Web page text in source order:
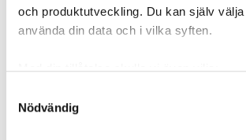
och produktutveckling. Du kan själv
använda din data och i vilka syften.
Med din tillåtelse skulle vi även vilja:
som kan ha en noggrannhet på upp
Nödvändig
Hyresgästen borde ha upptäckt och larmat om glipan i
Hyresgästen själv menar att hyresvärden
han bott där varken gjort några
underhåll av badrummet, och att det är